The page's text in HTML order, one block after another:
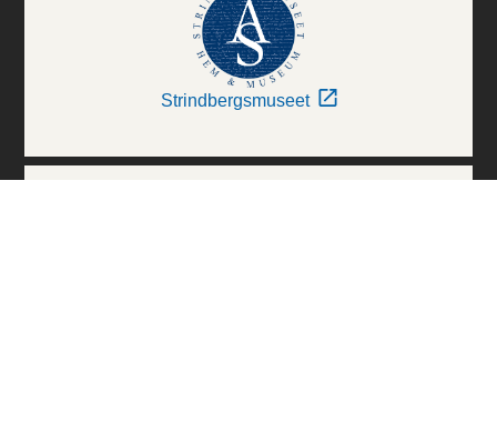
Strindbergsmuseet